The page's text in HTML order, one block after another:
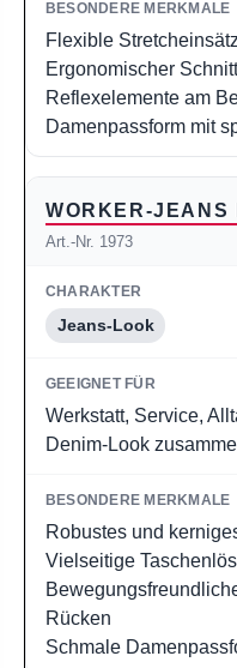
Flexible
Ergonomischer Schnitt
Reflexelemente am
Damenpassform mit
WORKER-JEANS
Art.-Nr. 1973
Jeans-Look
Werkstatt, Service,
Denim-Look
Robustes und
Vielseitige
Rücken
Schmale